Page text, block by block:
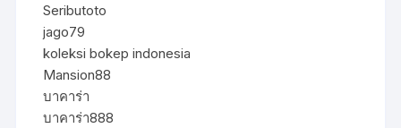
Seributoto
jago79
koleksi bokep indonesia
Mansion88
บาคาร่า
บาคาร่า888